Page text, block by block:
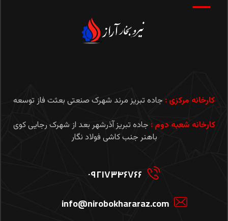
کارخانه مرکزی : جاده تبریز مرند شهرک صنعتی بعثت فاز توسعه
کارخانه شعبه دوم : جاده تبریز آذرشهر بعد از شهرک رجایی کوی
باهنر جنب کاشی فولاد نگار
۰۹۲۱۷۳۴۶۷۶۶
info@nirobokhararaz.com